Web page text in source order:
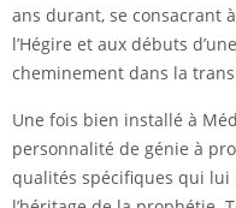
ans durant, se consacrant
l’Hégire et aux débuts
cheminement dans la
Une fois bien installé à
personnalité de génie à
qualités spécifiques qui